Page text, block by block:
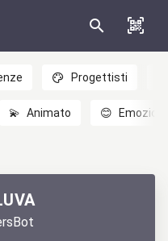
Progettisti
💫 Animato 😊 Emozioni